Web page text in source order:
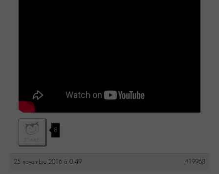
8
25 novembre 2016 à 0:49 #19968